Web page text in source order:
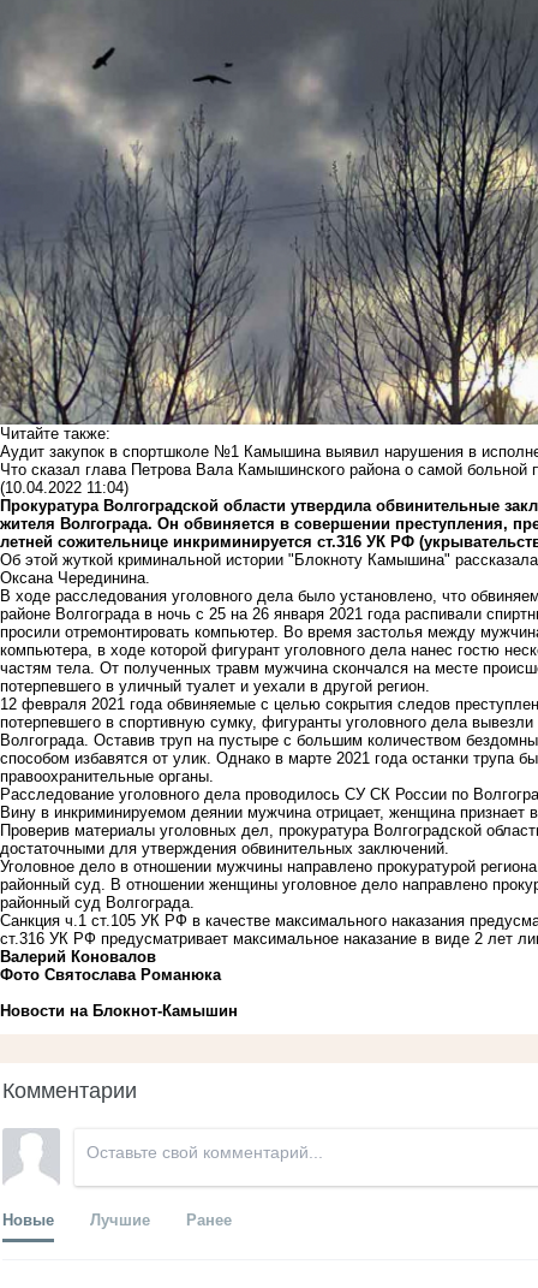
Читайте также:
Аудит закупок в спортшколе №1 Камышина выявил нарушения в
Что сказал глава Петрова Вала Камышинского района о самой больной
(10.04.2022 11:04)
Прокуратура Волгоградской области утвердила обвинительные
жителя Волгограда. Он обвиняется в совершении преступления,
летней сожительнице инкриминируется ст.316 УК РФ
Об этой жуткой криминальной истории "Блокноту Камышина"
Оксана Черединина.
В ходе расследования уголовного дела было установлено, что
районе Волгограда в ночь с 25 на 26 января 2021 года распивали
просили отремонтировать компьютер. Во время застолья между
компьютера, в ходе которой фигурант уголовного дела нанес гостю
частям тела. От полученных травм мужчина скончался на месте
потерпевшего в уличный туалет и уехали в другой регион.
12 февраля 2021 года обвиняемые с целью сокрытия следов
потерпевшего в спортивную сумку, фигуранты уголовного дела
Волгограда. Оставив труп на пустыре с большим количеством
способом избавятся от улик. Однако в марте 2021 года останки трупа
правоохранительные органы.
Расследование уголовного дела проводилось СУ СК России по
Вину в инкриминируемом деянии мужчина отрицает, женщина признает
Проверив материалы уголовных дел, прокуратура Волгоградской
достаточными для утверждения обвинительных заключений.
Уголовное дело в отношении мужчины направлено прокуратурой
районный суд. В отношении женщины уголовное дело направлено
районный суд Волгограда.
Санкция ч.1 ст.105 УК РФ в качестве максимального наказания
ст.316 УК РФ предусматривает максимальное наказание в виде 2 лет
Валерий Коновалов
Фото Святослава Романюка
Новости на Блoкнoт-Камышин
Комментарии
Новые Лучшие Ранее